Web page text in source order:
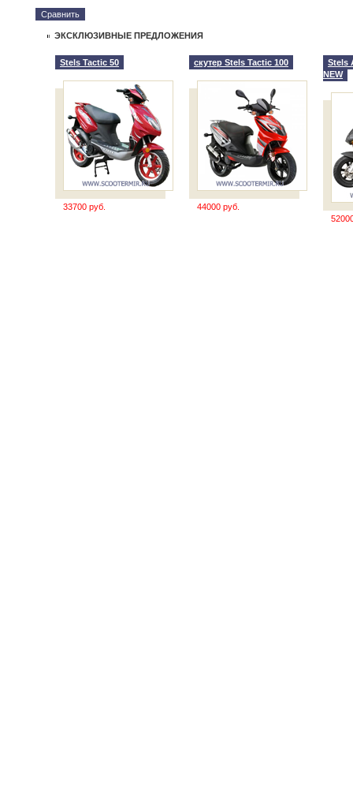
Сравнить
ЭКСКЛЮЗИВНЫЕ ПРЕДЛОЖЕНИЯ
Stels Tactic 50
33700 руб.
скутер Stels Tactic 100
44000 руб.
Stels
NEW